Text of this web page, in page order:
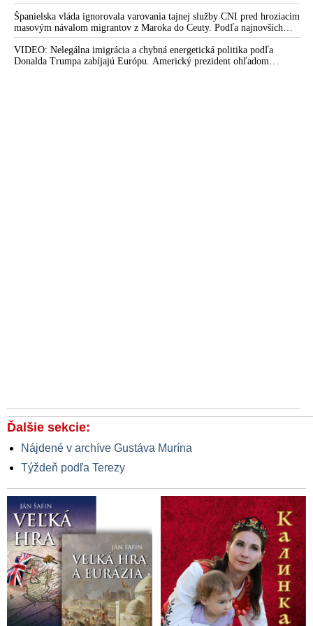
Španielska vláda ignorovala varovania tajnej služby CNI pred hroziacim
masovým návalom migrantov z Maroka do Ceuty. Podľa najnovších
správ preniklo do tejto španielskej exklávy na severe Afriky vyše 70-
tisíc migrantov
VIDEO: Nelegálna imigrácia a chybná energetická politika podľa
Donalda Trumpa zabíjajú Európu. Americký prezident ohľadom
Ďalšie sekcie:
Nájdené v archíve Gustáva Murína
Týždeň podľa Terezy